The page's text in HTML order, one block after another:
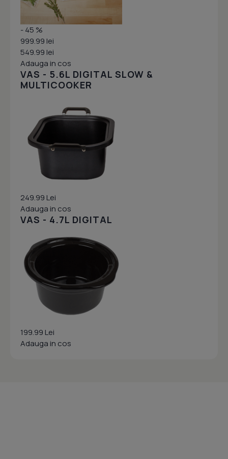
- 45 %
999.99 lei
549.99 lei
Adauga in cos
VAS - 5.6L DIGITAL SLOW &
MULTICOOKER
249.99 Lei
Adauga in cos
VAS - 4.7L DIGITAL
199.99 Lei
Adauga in cos